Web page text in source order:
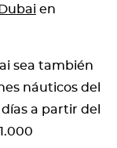
en
sea también
náuticos del
a partir del